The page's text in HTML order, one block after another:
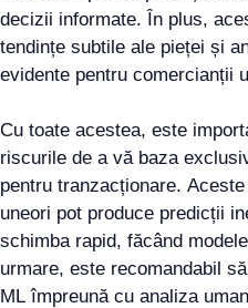
decizii informate. În plus,
tendințe subtile ale pieței și
evidente pentru comercianții
Cu toate acestea, este
riscurile de a vă baza
pentru tranzacționare.
uneori pot produce predicții
schimba rapid, făcând
urmare, este recomandabil
ML împreună cu analiza